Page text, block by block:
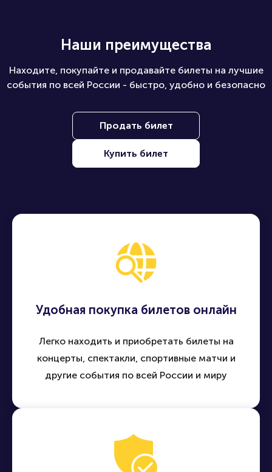
Наши преимущества
Находите, покупайте и продавайте билеты на лучшие
события по всей России - быстро, удобно и безопасно
Продать билет
Купить билет
Удобная покупка билетов онлайн
Легко находить и приобретать билеты на
концерты, спектакли, спортивные матчи и
другие события по всей России и миру